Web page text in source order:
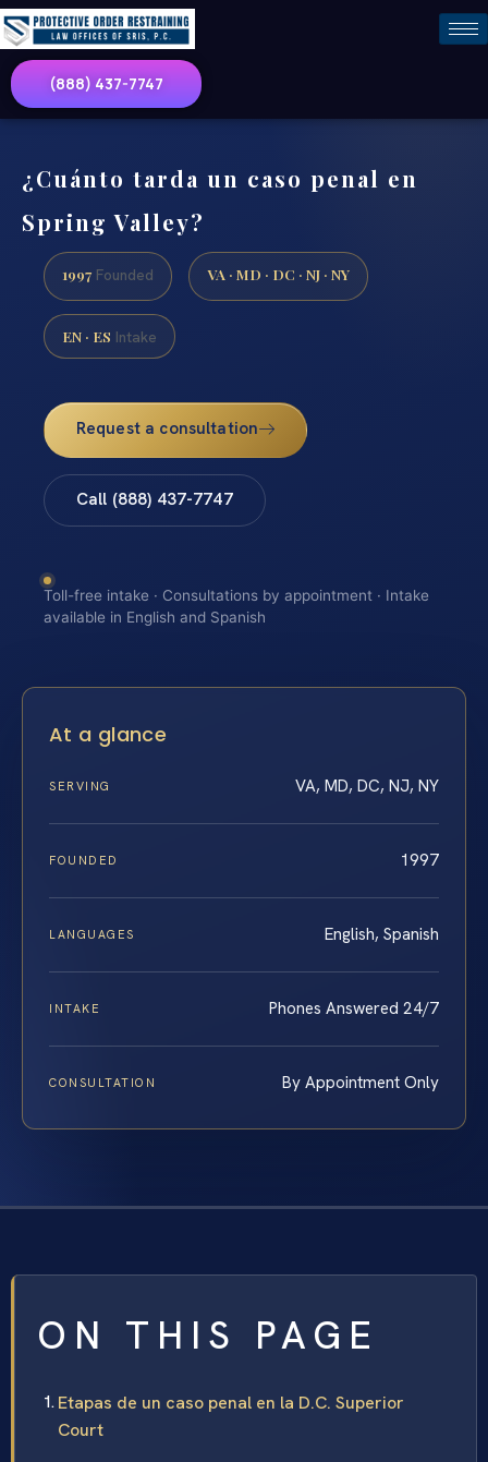
(888) 437-7747
¿Cuánto tarda un caso penal en
Spring Valley?
1997 Founded VA · MD · DC · NJ · NY
EN · ES Intake
Request a consultation
Call (888) 437-7747
Toll-free intake · Consultations by appointment · Intake
available in English and Spanish
At a glance
SERVING VA, MD, DC, NJ, NY
FOUNDED 1997
LANGUAGES English, Spanish
INTAKE Phones Answered 24/7
CONSULTATION By Appointment Only
ON THIS PAGE
Etapas de un caso penal en la D.C. Superior
Court